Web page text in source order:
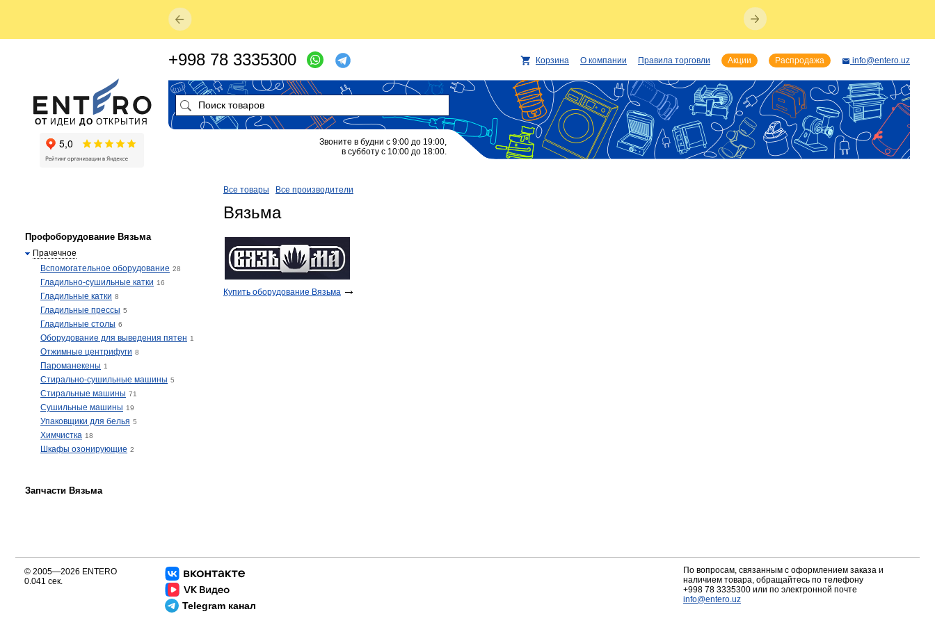
Все товары Все производители
Вязьма
Купить оборудование Вязьма
Профоборудование Вязьма
Прачечное
Вспомогательное оборудование 28
Гладильно-сушильные катки 16
Гладильные катки 8
Гладильные прессы 5
Гладильные столы 6
Оборудование для выведения пятен 1
Отжимные центрифуги 8
Пароманекены 1
Стирально-сушильные машины 5
Стиральные машины 71
Сушильные машины 19
Упаковщики для белья 5
Химчистка 18
Шкафы озонирующие 2
Запчасти Вязьма
ОТ ИДЕИ ДО ОТКРЫТИЯ
+998 78 3335300 Корзина О компании Правила торговли Акции Распродажа info@entero.uz
Звоните в будни с 9:00 до 19:00,
в субботу с 10:00 до 18:00.
Telegram канал
© 2005—2026 ENTERO
0.041 сек.
По вопросам, связанным с оформлением заказа и
наличием товара, обращайтесь по телефону
+998 78 3335300 или по электронной почте
info@entero.uz